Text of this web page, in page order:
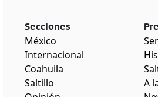
Secciones
México
Internacional
Coahuila
Saltillo
A